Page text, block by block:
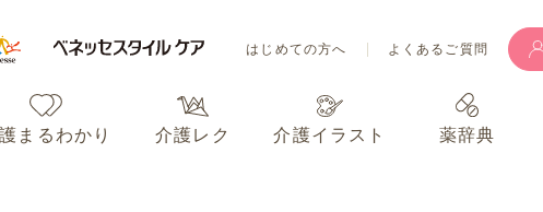
はじめての方へ よくあるご質問
まるわかり 介護レク 介護イラスト 薬辞典